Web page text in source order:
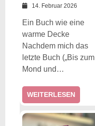
14. Februar 2026
Ein Buch wie eine
warme Decke
Nachdem mich das
letzte Buch („Bis zum
Mond und…
WEITERLESEN